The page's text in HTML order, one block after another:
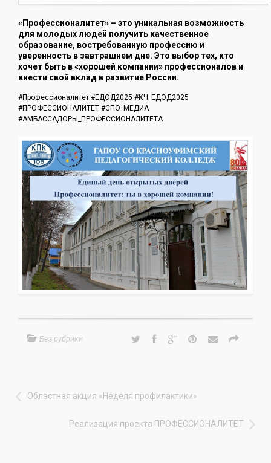
«Профессионалитет» – это уникальная возможность
для молодых людей получить качественное
образование, востребованную профессию и
уверенность в завтрашнем дне. Это выбор тех, кто
хочет быть в «хорошей компании» профессионалов и
внести свой вклад в развитие России.
#Профессионалитет #ЕДОД2025 #КЧ_ЕДОД2025
#ПРОФЕССИОНАЛИТЕТ #СПО_МЕДИА
#АМБАССАДОРЫ_ПРОФЕССИОНАЛИТЕТА
Без рубрики
Областная акция «Неделя профилактики»
Реализация проекта ПРОФЕССИОНАЛИТЕТ